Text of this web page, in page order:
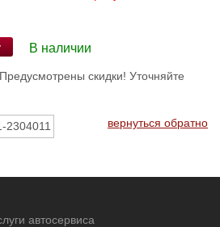
В наличии
скидки! Уточняйте
2304011 вернуться обратно
автосервиса